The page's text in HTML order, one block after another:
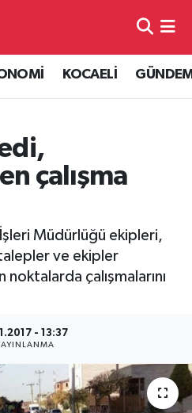
KOCAELİ
çalışma
Müdürlüğü ekipleri,
ve ekipler
çalışmalarını
- 13:37
Haritası